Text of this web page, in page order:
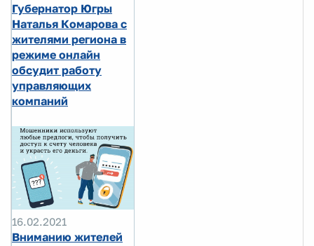
Губернатор Югры
Наталья Комарова с
жителями региона в
режиме онлайн
обсудит работу
управляющих
компаний
16.02.2021
Вниманию жителей